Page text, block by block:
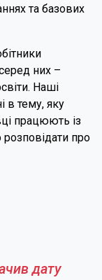
та базових
них –
Наші
в тему, яку
працюють із
про
дату